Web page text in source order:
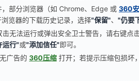
部分浏览器（如 Chrome、Edge 或 360
览器的下载历史记录，选择"保留"、 "仍要
击无法运行或弹出安全卫士警告，请右键点
运行"或"添加信任"即可。
广告的 360压缩 打开；若提示压缩包损坏